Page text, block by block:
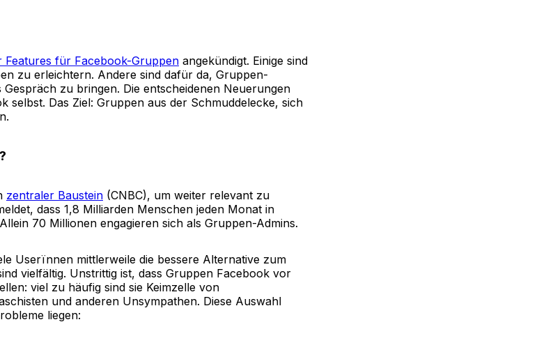
Features für Facebook-Gruppen angekündigt. Einige sind
zu erleichtern. Andere sind dafür da, Gruppen-
zu bringen. Die entscheidenen Neuerungen
selbst. Das Ziel: Gruppen aus der Schmuddelecke, sich
zentraler Baustein (CNBC), um weiter relevant zu
dass 1,8 Milliarden Menschen jeden Monat in
70 Millionen engagieren sich als Gruppen-Admins.
Userïnnen mittlerweile die bessere Alternative zum
vielfältig. Unstrittig ist, dass Gruppen Facebook vor
viel zu häufig sind sie Keimzelle von
und anderen Unsympathen. Diese Auswahl
liegen: